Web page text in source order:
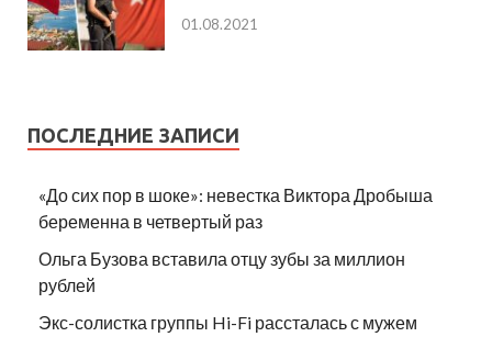
01.08.2021
ПОСЛЕДНИЕ ЗАПИСИ
«До сих пор в шоке»: невестка Виктора Дробыша
беременна в четвертый раз
Ольга Бузова вставила отцу зубы за миллион
рублей
Экс-солистка группы Hi-Fi рассталась с мужем